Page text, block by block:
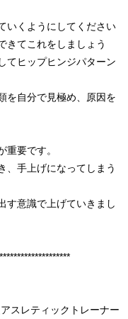
いくようにしてください
きてこれをしましょう
てヒップヒンジパターン
を自分で見極め、原因を
要です。
、手上げになってしまう
す意識で上げていきまし
スレティックトレーナー